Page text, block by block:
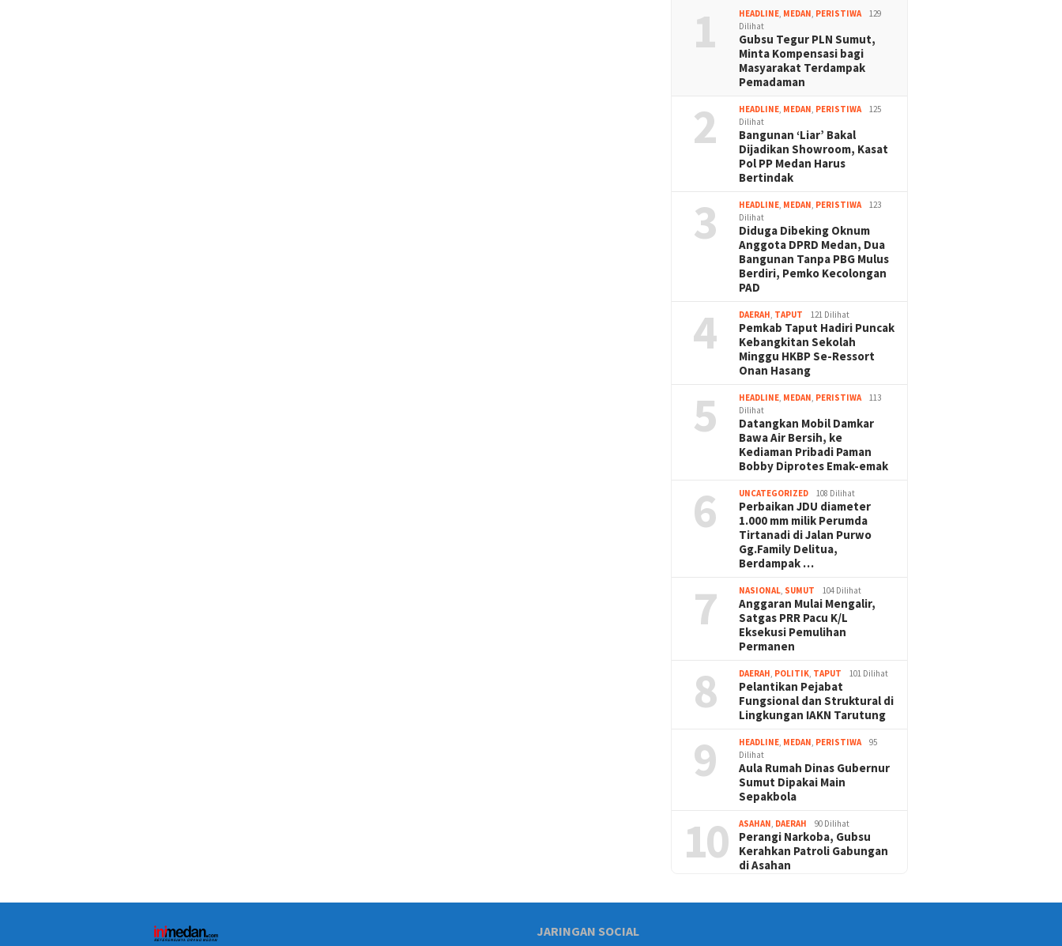
1 HEADLINE, MEDAN, PERISTIWA
129
Dilihat
Gubsu Tegur PLN Sumut,
Minta Kompensasi bagi
Masyarakat Terdampak
Pemadaman
2 HEADLINE, MEDAN, PERISTIWA
125
Dilihat
Bangunan ‘Liar’ Bakal
Dijadikan Showroom, Kasat
Pol PP Medan Harus
Bertindak
3 HEADLINE, MEDAN, PERISTIWA
123
Dilihat
Diduga Dibeking Oknum
Anggota DPRD Medan, Dua
Bangunan Tanpa PBG Mulus
Berdiri, Pemko Kecolongan
PAD
4 DAERAH, TAPUT 121 Dilihat
Pemkab Taput Hadiri Puncak
Kebangkitan Sekolah
Minggu HKBP Se-Ressort
Onan Hasang
5 HEADLINE, MEDAN, PERISTIWA
113
Dilihat
Datangkan Mobil Damkar
Bawa Air Bersih, ke
Kediaman Pribadi Paman
Bobby Diprotes Emak-emak
6 UNCATEGORIZED 108 Dilihat
Perbaikan JDU diameter
1.000 mm milik Perumda
Tirtanadi di Jalan Purwo
Gg.Family Delitua,
Berdampak …
7 NASIONAL, SUMUT 104 Dilihat
Anggaran Mulai Mengalir,
Satgas PRR Pacu K/L
Eksekusi Pemulihan
Permanen
8 DAERAH, POLITIK, TAPUT 101 Dilihat
Pelantikan Pejabat
Fungsional dan Struktural di
Lingkungan IAKN Tarutung
9 HEADLINE, MEDAN, PERISTIWA
95
Dilihat
Aula Rumah Dinas Gubernur
Sumut Dipakai Main
Sepakbola
10 ASAHAN, DAERAH 90 Dilihat
Perangi Narkoba, Gubsu
Kerahkan Patroli Gabungan
di Asahan
JARINGAN SOCIAL